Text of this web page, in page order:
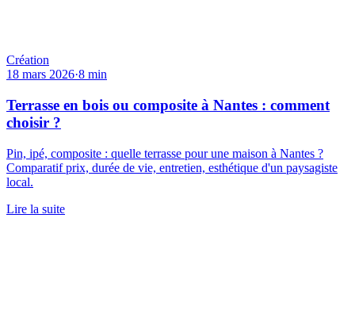
Création
18 mars 2026·8 min
Terrasse en bois ou composite à Nantes : comment
choisir ?
Pin, ipé, composite : quelle terrasse pour une maison à Nantes ?
Comparatif prix, durée de vie, entretien, esthétique d'un paysagiste
local.
Lire la suite